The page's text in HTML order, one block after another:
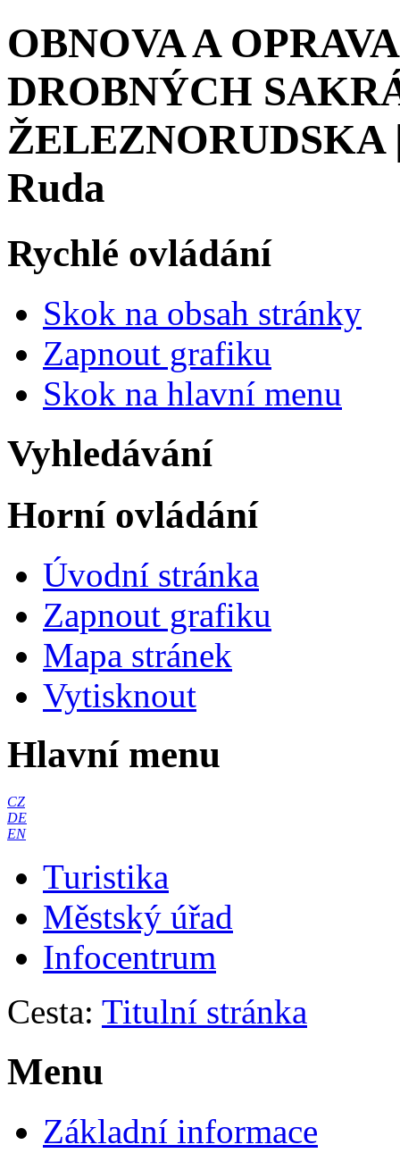
OBNOVA A
DROBNÝCH
ŽELEZNORUDSKA
Ruda
Rychlé ovládání
Skok na obsah stránky
Zapnout grafiku
Skok na hlavní menu
Vyhledávání
Horní ovládání
Úvodní stránka
Zapnout grafiku
Mapa stránek
Vytisknout
Hlavní menu
CZ
DE
EN
Turistika
Městský úřad
Infocentrum
Cesta: Titulní stránka
Menu
Základní informace